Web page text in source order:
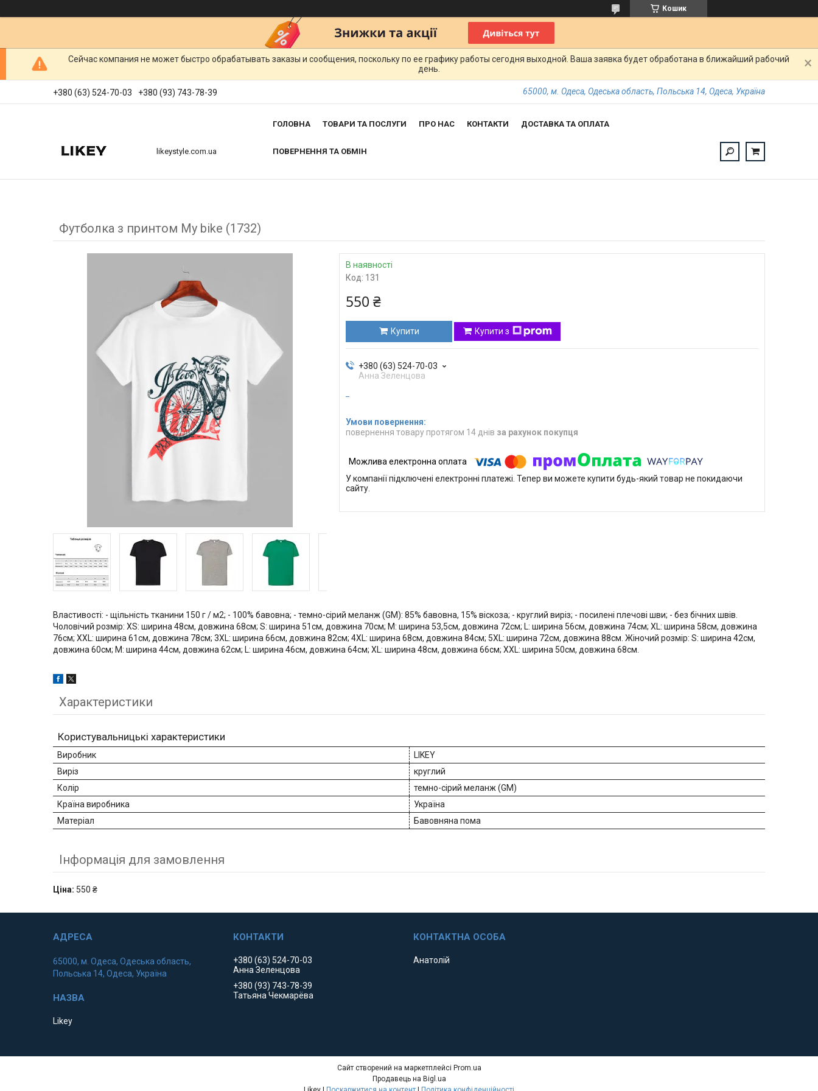
Кошик
Сейчас компания не может быстро обрабатывать заказы и сообщения, поскольку по ее графику работы сегодня выходной. Ваша заявка будет обработана в ближайший рабочий
день.
+380 (63) 524-70-03 +380 (93) 743-78-39 65000, м. Одеса, Одеська область, Польська 14, Одеса, Україна
likeystyle.com.ua
ГОЛОВНА ТОВАРИ ТА ПОСЛУГИ ПРО НАС КОНТАКТИ ДОСТАВКА ТА ОПЛАТА
ПОВЕРНЕННЯ ТА ОБМІН
Футболка з принтом My bike (1732)
В наявності
Код: 131
550 ₴
Купити Купити з
+380 (63) 524-70-03
Анна Зеленцова
повернення товару протягом 14 днів за рахунок покупця
У компанії підключені електронні платежі. Тепер ви можете купити будь-який товар не покидаючи
сайту.
Властивості: - щільність тканини 150 г / м2; - 100% бавовна; - темно-сірий меланж (GM): 85% бавовна, 15% віскоза; - круглий виріз; - посилені плечові шви; - без бічних швів.
Чоловічий розмір: XS: ширина 48см, довжина 68см; S: ширина 51см, довжина 70см; M: ширина 53,5см, довжина 72см; L: ширина 56см, довжина 74см; XL: ширина 58см, довжина
76см; XXL: ширина 61см, довжина 78см; 3XL: ширина 66см, довжина 82см; 4XL: ширина 68см, довжина 84см; 5XL: ширина 72см, довжина 88см. Жіночий розмір: S: ширина 42см,
довжина 60см; M: ширина 44см, довжина 62см; L: ширина 46см, довжина 64см; XL: ширина 48см, довжина 66см; XXL: ширина 50см, довжина 68см.
Характеристики
Користувальницькі характеристики
Виробник
LIKEY
Виріз
круглий
Колір
темно-сірий меланж (GM)
Країна виробника
Україна
Матеріал
Бавовняна пома
Інформація для замовлення
Ціна: 550 ₴
65000, м. Одеса, Одеська область,
Польська 14, Одеса, Україна
Likey
+380 (63) 524-70-03
Анна Зеленцова
+380 (93) 743-78-39
Татьяна Чекмарёва
Анатолій
Сайт створений на маркетплейсі Prom.ua
Продавець на Bigl.ua